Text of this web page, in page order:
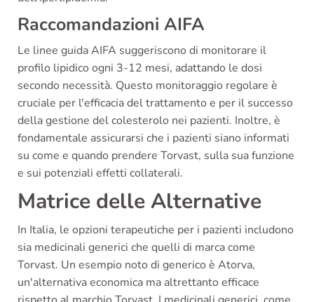
Raccomandazioni AIFA
Le linee guida AIFA suggeriscono di monitorare il
profilo lipidico ogni 3-12 mesi, adattando le dosi
secondo necessità. Questo monitoraggio regolare è
cruciale per l'efficacia del trattamento e per il successo
della gestione del colesterolo nei pazienti. Inoltre, è
fondamentale assicurarsi che i pazienti siano informati
su come e quando prendere Torvast, sulla sua funzione
e sui potenziali effetti collaterali.
Matrice delle Alternative
In Italia, le opzioni terapeutiche per i pazienti includono
sia medicinali generici che quelli di marca come
Torvast. Un esempio noto di generico è Atorva,
un'alternativa economica ma altrettanto efficace